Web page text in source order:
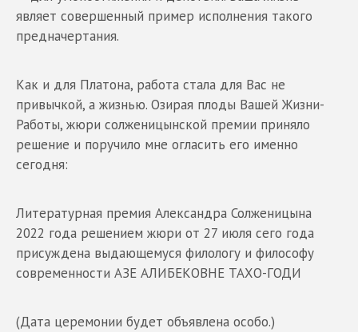
являет совершенный пример исполнения такого
предначертания.
Как и для Платона, работа стала для Вас не
привычкой, а жизнью. Озирая плоды Вашей Жизни-
Работы, жюри солженицынской премии приняло
решение и поручило мне огласить его именно
сегодня:
Литературная премия Александра Солженицына
2022 года решением жюри от 27 июля сего года
присуждена выдающемуся филологу и философу
современности АЗЕ АЛИБЕКОВНЕ ТАХО-ГОДИ
(Дата церемонии будет объявлена особо.)